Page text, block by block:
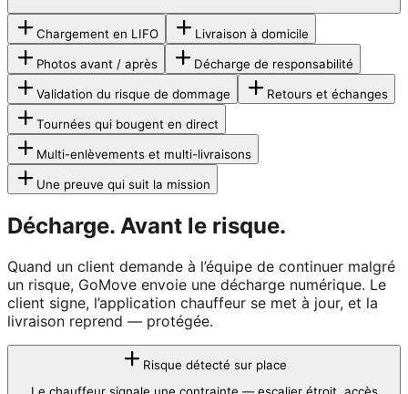
Chargement en LIFO Livraison à domicile
Photos avant / après Décharge de responsabilité
Validation du risque de dommage Retours et échanges
Tournées qui bougent en direct
Multi-enlèvements et multi-livraisons
Une preuve qui suit la mission
Décharge. Avant le risque.
Quand un client demande à l’équipe de continuer malgré
un risque, GoMove envoie une décharge numérique. Le
client signe, l’application chauffeur se met à jour, et la
livraison reprend — protégée.
Risque détecté sur place